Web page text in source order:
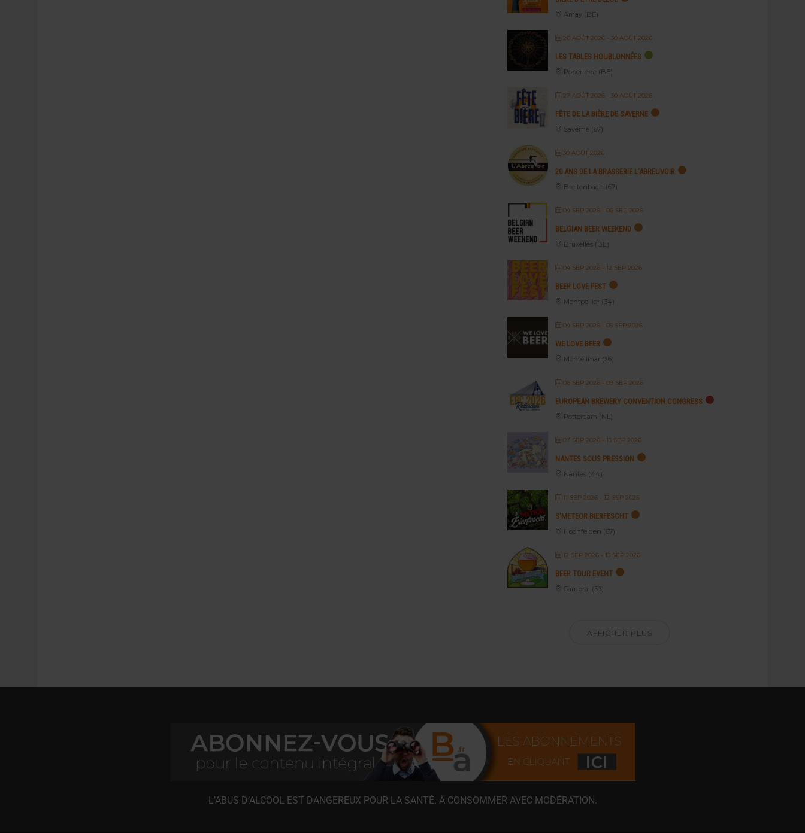
Amay (BE)
26 AOÛT 2026 - 30 AOÛT 2026
LES TABLES HOUBLONNÉES
Poperinge (BE)
27 AOÛT 2026 - 30 AOÛT 2026
FÊTE DE LA BIÈRE DE SAVERNE
Saverne (67)
30 AOÛT 2026
20 ANS DE LA BRASSERIE L’ABREUVOIR
Breitenbach (67)
04 SEP 2026 - 06 SEP 2026
BELGIAN BEER WEEKEND
Bruxelles (BE)
04 SEP 2026 - 12 SEP 2026
BEER LOVE FEST
Montpellier (34)
04 SEP 2026 - 05 SEP 2026
WE LOVE BEER
Montélimar (26)
06 SEP 2026 - 09 SEP 2026
EUROPEAN BREWERY CONVENTION CONGRESS
Rotterdam (NL)
07 SEP 2026 - 13 SEP 2026
NANTES SOUS PRESSION
Nantes (44)
11 SEP 2026 - 12 SEP 2026
S’METEOR BIERFESCHT
Hochfelden (67)
12 SEP 2026 - 13 SEP 2026
BEER TOUR EVENT
Cambrai (59)
AFFICHER PLUS
L’ABUS D’ALCOOL EST DANGEREUX POUR LA SANTÉ. À CONSOMMER AVEC MODÉRATION.